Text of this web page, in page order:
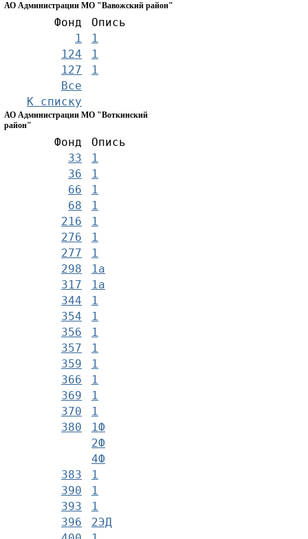
АО Администрации МО "Вавожский район"
Фонд
Опись
1
1
124
1
127
1
Все
К списку
АО Администрации МО "Воткинский
район"
Фонд
Опись
33
1
36
1
66
1
68
1
216
1
276
1
277
1
298
1а
317
1а
344
1
354
1
356
1
357
1
359
1
366
1
369
1
370
1
380
1Ф
2Ф
4Ф
383
1
390
1
393
1
396
2ЭД